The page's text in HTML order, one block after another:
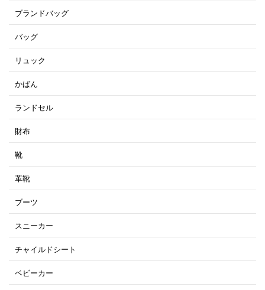
ブランドバッグ
バッグ
リュック
かばん
ランドセル
財布
靴
革靴
ブーツ
スニーカー
チャイルドシート
ベビーカー